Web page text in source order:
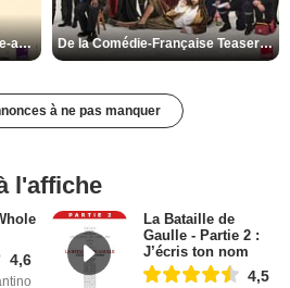
Les Matins merveilleux Bande-annonce VF De la Comédie-Française Teaser VF
à ne pas manquer
l'affiche
4,6
La Bataille de
Gaulle - Partie 2 :
J’écris ton nom
4,5